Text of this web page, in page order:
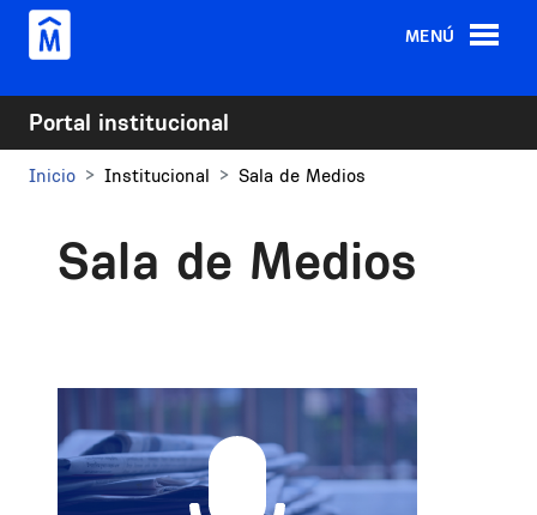
Pasar al contenido principal
MENÚ
Portal institucional
Inicio Institucional Sala de Medios
Sala de Medios